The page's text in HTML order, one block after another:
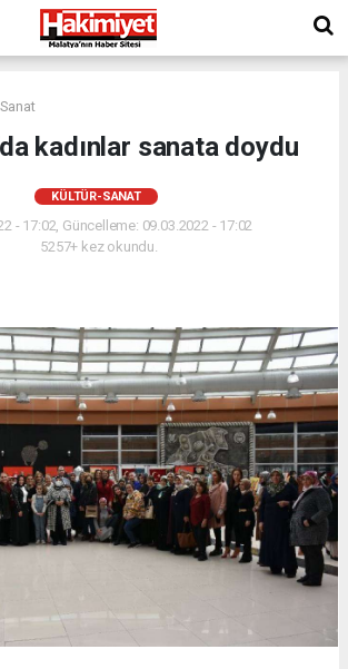
kadınlar sanata doydu
KÜLTÜR-SANAT
- 17:02, Güncelleme: 09.03.2022 - 17:02
5257+ kez okundu.